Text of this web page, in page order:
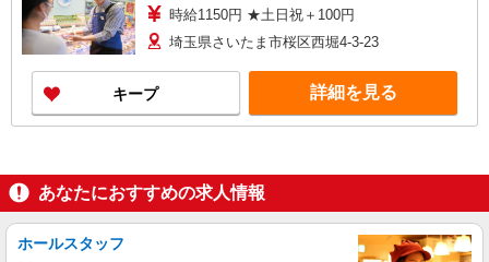
時給1150円 ★土日祝＋100円
埼玉県さいたま市桜区西堀4-3-23
キープ 詳細を見る
あなたにおすすめの求人情報
ホールスタッフ